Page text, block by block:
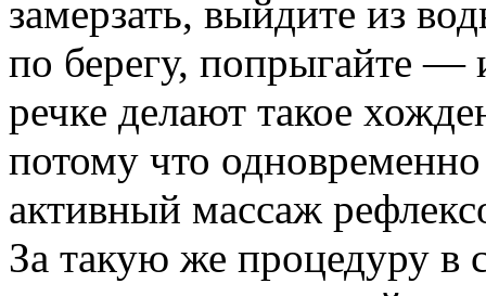
замерзать, вый­дите из
по берегу, попрыгайте
речке делают такое
потому что
активный массаж
За такую же процедуру в